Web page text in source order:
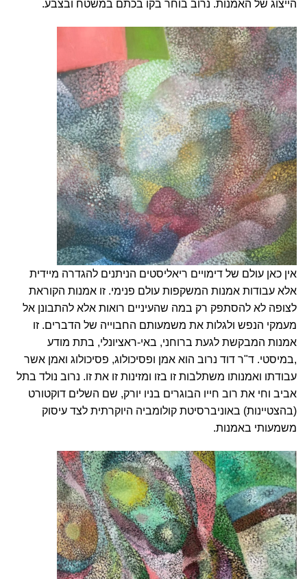
הייצוג של האמנות. נרוב בוחר בקו בכתם במשטח ובצבע.
אין כאן עולם של דימויים ריאליסטים הניתנים להגדרה מיידית
אלא עבודות אמנות המשקפות עולם פנימי. זו אמנות הקוראת
לצופה לא להסתפק רק במה שהעיניים רואות אלא להתבונן אל
מעמקי הנפש ולגלות את משמעותם החבוייה של הדברים. זו
אמנות המבקשת לגעת ברוחני, באי-ראציונלי, בתת מודע
,במיסטי. ד"ר דוד נרוב הוא אמן ופסיכולוג, פסיכולוג ואמן אשר
עבודתו ואמנותו משתלבות זו בזו ומזינות זו את זו. נרוב נולד בתל
אביב וחי את רוב חייו הבוגרים בניו יורק, שם השלים דוקטורט
(בהצטיינות) באוניברסיטת קולומביה היוקרתית לצד עיסוק
משמעותי באמנות.